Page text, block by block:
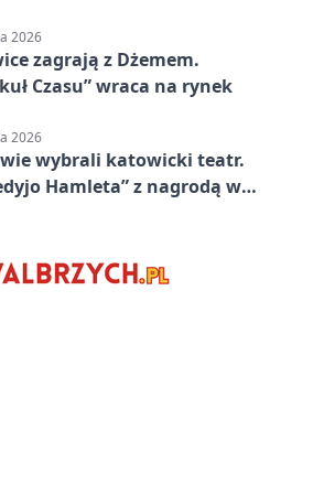
2026
zagrają z Dżemem.
Czasu” wraca na rynek
2026
wybrali katowicki teatr.
Hamleta” z nagrodą w